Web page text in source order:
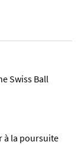
Swiss Ball
à la poursuite